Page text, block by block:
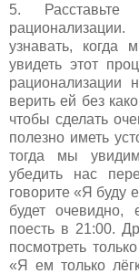
5.
узнавать, когда
увидеть этот
рационализации
верить ей без
чтобы сделать
полезно иметь
тогда мы
убедить нас
говорите «Я буду
будет очевидно,
поесть в 21:00.
посмотреть
«Я ем только